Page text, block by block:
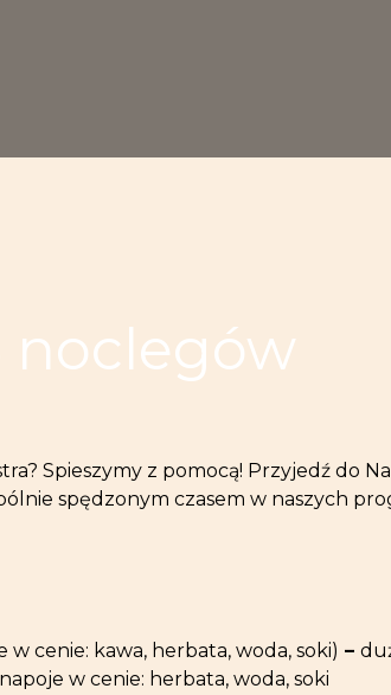
noclegów
Spieszymy z pomocą! Przyjedź do
spędzonym czasem w naszych
cenie: kawa, herbata, woda, soki) –
w cenie: herbata, woda, soki